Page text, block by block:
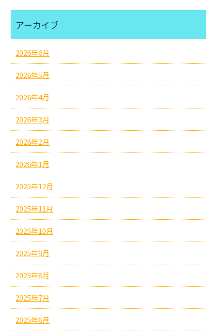
アーカイブ
2026年6月
2026年5月
2026年4月
2026年3月
2026年2月
2026年1月
2025年12月
2025年11月
2025年10月
2025年9月
2025年8月
2025年7月
2025年6月